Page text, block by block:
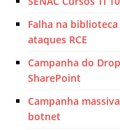
Falha na
ataques RCE
Campanha do
SharePoint
Campanha
botnet